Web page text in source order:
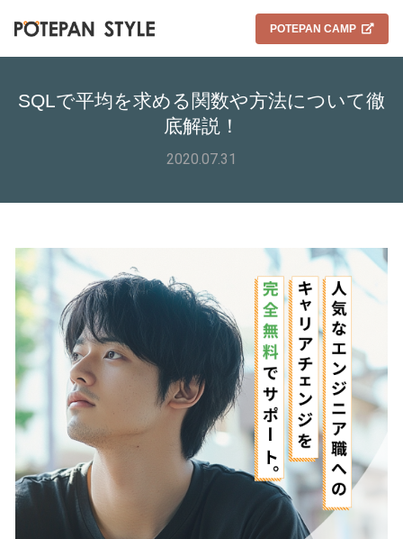
POTEPAN CAMP
SQLで平均を求める関数や方法について徹
底解説！
2020.07.31